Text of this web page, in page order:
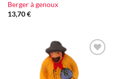
Berger à genoux
13,70€